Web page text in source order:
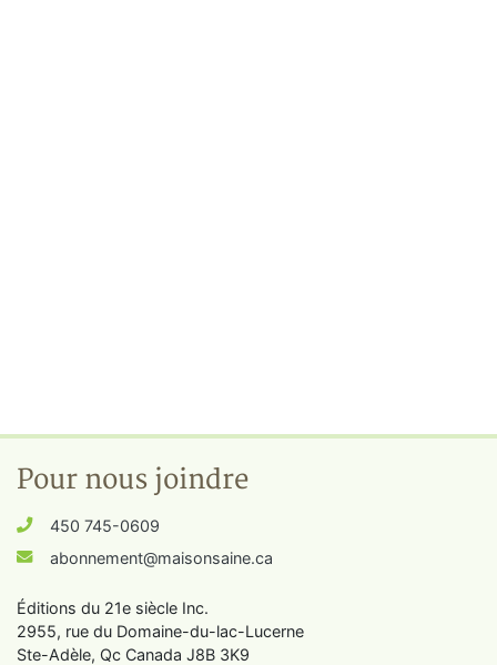
Pour nous joindre
450 745-0609
abonnement@maisonsaine.ca
Éditions du 21e siècle Inc.
2955, rue du Domaine-du-lac-Lucerne
Ste-Adèle, Qc Canada J8B 3K9